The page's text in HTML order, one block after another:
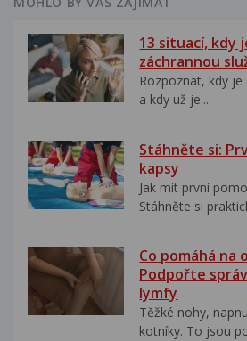
13 situací, kdy
záchrannou
Rozpoznat, kdy
a kdy už je...
Stáhněte si:
kapsy
Jak mít první
Stáhněte si
Co pomáhá na
Podpořte
lymfy
Těžké nohy,
kotníky. To jsou